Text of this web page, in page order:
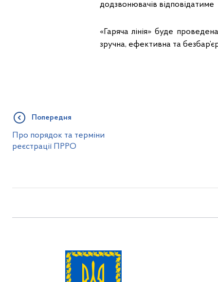
додзвонювачів
«Гаряча лінія» буде
зручна, ефективна та
Попередня
Про порядок та терміни
реєстрації ПРРО